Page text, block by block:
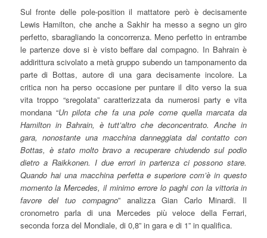
Sul fronte delle pole-position il mattatore però è decisamente
Lewis Hamilton, che anche a Sakhir ha messo a segno un giro
perfetto, sbaragliando la concorrenza. Meno perfetto in entrambe
le partenze dove si è visto beffare dal compagno. In Bahrain è
addirittura scivolato a metà gruppo subendo un tamponamento da
parte di Bottas, autore di una gara decisamente incolore. La
critica non ha perso occasione per puntare il dito verso la sua
vita troppo “sregolata” caratterizzata da numerosi party e vita
mondana “Un pilota che fa una pole come quella marcata da
Hamilton in Bahrain, è tutt’altro che deconcentrato. Anche in
gara, nonostante una macchina danneggiata dal contatto con
Bottas, è stato molto bravo a recuperare chiudendo sul podio
dietro a Raikkonen. I due errori in partenza ci possono stare.
Quando hai una macchina perfetta e superiore com’è in questo
momento la Mercedes, il minimo errore lo paghi con la vittoria in
favore del tuo compagno” analizza Gian Carlo Minardi. Il
cronometro parla di una Mercedes più veloce della Ferrari,
seconda forza del Mondiale, di 0,8” in gara e di 1” in qualifica.